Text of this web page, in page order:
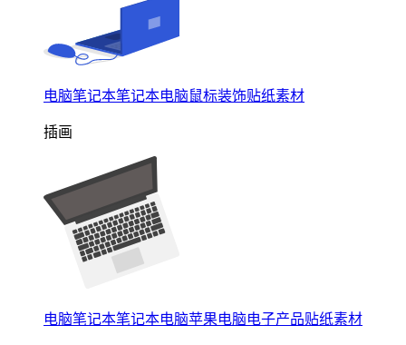
电脑笔记本笔记本电脑鼠标装饰贴纸素材
插画
电脑笔记本笔记本电脑苹果电脑电子产品贴纸素材